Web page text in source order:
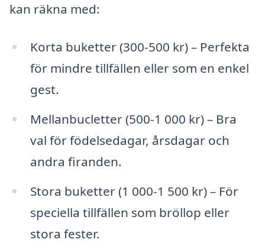
kan räkna med:
Korta buketter (300-500 kr) – Perfekta
för mindre tillfällen eller som en enkel
gest.
Mellanbucletter (500-1 000 kr) – Bra
val för födelsedagar, årsdagar och
andra firanden.
Stora buketter (1 000-1 500 kr) – För
speciella tillfällen som bröllop eller
stora fester.